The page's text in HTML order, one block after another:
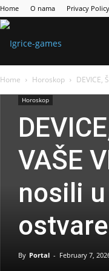
Home O nama Privacy Policy
Home Horoskop DEVICE,
Horoskop
VAŠE
nosili
By Portal - February 7,